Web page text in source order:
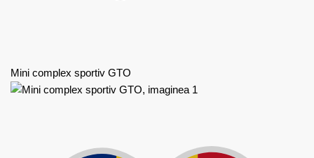
Mini complex sportiv GTO